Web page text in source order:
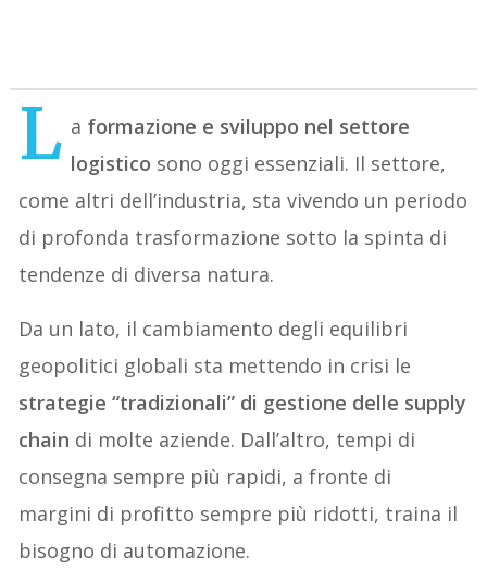
L a formazione e sviluppo nel settore
logistico sono oggi essenziali. Il settore,
come altri dell’industria, sta vivendo un periodo
di profonda trasformazione sotto la spinta di
tendenze di diversa natura.
Da un lato, il cambiamento degli equilibri
geopolitici globali sta mettendo in crisi le
strategie “tradizionali” di gestione delle supply
chain di molte aziende. Dall’altro, tempi di
consegna sempre più rapidi, a fronte di
margini di profitto sempre più ridotti, traina il
bisogno di automazione.